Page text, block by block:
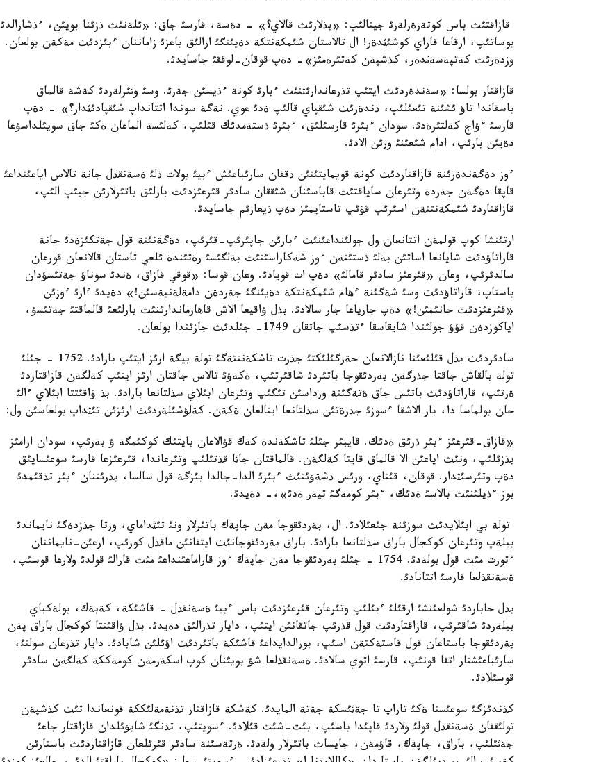
قازاقتئث باس كوتةرةرلةرئ جينالئپ: «بذلارئث قالاي؟» - دةسة، قارسئ جاق: «ئلةنئث ذزئنا بويئن، ءذشارالدئ
بوساتئپ، ارقاعا قاراي كوشئثدةر! ال تالاستان شئمكةنتكة دةيئنگئ ارالئق باعزئ زاماننان ءبئزدئث مةكةن بولعان.
وزدةرئث كةتپةسةثدةر، كذشپةن كةتئرةمئز»- دةپ قوقان-لوققئ جاسايدئ.
قازاقتار بولسا: «سةندةردئث ايتئپ تذرعاندارئثنئث ءبارئ كونة ءذيسئن جةرئ. وسئ وثئرلةردئ كةشة قالماق
باسقاندا تاؤ ئشئنة تئعئلئپ، ذندةرئث شئقپاي قالئپ ةدئ عوي. نةگة سوندا اتتانداپ شئقپادئثدار؟» - دةپ
قارسئ ءؤاج كةلتئرةدئ. سودان ءبئرئ قارسئلئق، ءبئرئ ذستةمدئك قئلئپ، كةلئسة الماعان ةكئ جاق سويئلداسؤعا
دةيئن بارئپ، ادام شئعئنئ ورئن الادئ.
ءوز دةگةندةرئنة قازاقتاردئث كونة قويمايتئنئن ذققان سارئباعئش ءبيئ بولات ذلئ ةسةنقذل جانة تالاس اياعئنداعئ
قاپقا دةگةن جةردة وتئرعان ساياقتئث قاباسئنان شئققان سادئر قئرعئزدئث بارلئق باتئرلارئن جيئپ الئپ،
قازاقتاردئ شئمكةنتتةن اسئرئپ قؤئپ تاستايمئز دةپ ذيعارئم جاسايدئ.
ارتئنشا كوپ قولمةن اتتانعان ول جولئنداعئنئث ءبارئن جاپئرئپ-قئرئپ، دةگةنئنة قول جةتكئزةدئ جانة
قاراتاؤدئث شايانعا اساتئن بةلئ ذستئنةن ءوز شةكاراسئنئث بةلگئسئ رةتئندة ئلعي تاستان قالانعان قورعان
سالدئرئپ، وعان «قئرعئز سادئر قامالئ» دةپ ات قويادئ. وعان قوسا: «قوقي قازاق، ةندئ سوناؤ جةتئسؤدان
باستاپ، قاراتاؤدئث وسئ شةگئنة ءهام شئمكةنتكة دةيئنگئ جةردةن دامةلةنبةسئن!» دةيدئ ءارئ ءوزئن
«قئرعئزدئث حانئمئن!» دةپ جارياعا جار سالادئ. بذل ؤاقيعا الاش قاهارماندارئنئث بارلئعئ قالماقتئ جةتئسؤ،
اياكوزدةن قؤؤ جولئندا شايقاسقا ءتذسئپ جاتقان 1749- جئلدئث جازئندا بولعان.
سادئردئث بذل قئلئعئنا نازالانعان جةرگئلئكتئ جذرت تاشكةنتتةگئ تولة بيگة ارئز ايتئپ بارادئ. 1752 - جئلئ
تولة بالقاش جاقتا جذرگةن بةردئقوجا باتئردئ شاقئرتئپ، ةكةؤئ تالاس جاقتان ارئز ايتئپ كةلگةن قازاقتاردئ
ةرتئپ، قاراتاؤدئث باتئس جاق ةتةگئنة ورداسئن تئگئپ وتئرعان ابئلاي سذلتانعا بارادئ. بذ ؤاقئتتا ابئلاي ءالئ
حان بولماسا دا، بار الاشقا ءسوزئ جذرةتئن سذلتانعا اينالعان ةكةن. كةلؤشئلةردئث ارئزئن تئثداپ بولعاسئن ول:
«قازاق-قئرعئز ءبئر ذرئق ةدئك. قايبئر جئلئ تاشكةندة كةك قؤالاعان بايتئك كوكئمگة ؤ بةرئپ، سودان ارامئز
بذزئلئپ، ونئث اياعئن الا قالماق قايتا كةلگةن. قالماقتان جاثا قذتئلئپ وتئرعاندا، قئرعئزعا قارسئ سوعئسايئق
دةپ وتئرسئثدار. قوقان، قئتاي، ورئس ذشةؤئنئث ءبئرئ الدا-جالدا بئزگة قول سالسا، بذرئننان ءبئر تذقئمدئ
بوز ءذيلئنئث بالاسئ ةدئك، ءبئر كومةگئ تيةر ةدئ»،- دةيدئ.
تولة بي ابئلايدئث سوزئنة جئعئلادئ. ال، بةردئقوجا مةن جاپةك باتئرلار ونئ تئثداماي، ورتا جذزدةگئ نايماندئ
بيلةپ وتئرعان كوكجال باراق سذلتانعا بارادئ. باراق بةردئقوجانئث ايتقانئن ماقذل كورئپ، ارعئن-نايماننان
ءتورت مئث قول بولةدئ. 1754 - جئلئ بةردئقوجا مةن جاپةك ءوز قاراماعئنداعئ مئث قارالئ قولدئ ولارعا قوسئپ،
ةسةنقذلعا قارسئ اتتانادئ.
بذل حاباردئ شولعئنشئ ارقئلئ ءبئلئپ وتئرعان قئرعئزدئث باس ءبيئ ةسةنقذل - قاشئكة، كةبةك، بولةكباي
بيلةردئ شاقئرئپ، قازاقتاردئث قول قذرئپ جاتقانئن ايتئپ، دايار تذرالئق دةيدئ. بذل ؤاقئتتا كوكجال باراق پةن
بةردئقوجا باستاعان قول قاستةكتةن اسئپ، بورالدايداعئ قاشئكة باتئردئث اؤئلئن شابادئ. دايار تذرعان سولتئ،
سارئباعئشتار اتقا قونئپ، قارسئ اتوي سالادئ. ةسةنقذلعا شؤ بويئنان كوپ اسكةرمةن كومةككة كةلگةن سادئر
قوسئلادئ.
كذندئزگئ سوعئستا ةكئ تاراپ تا جةثئسكة جةتة المايدئ. كةشكة قازاقتار تذنةمةلئككة قونعاندا تئث كذشپةن
تولئققان ةسةنقذل قولئ ولاردئ قاپئدا باسئپ، بئت-شئت قئلادئ. ءسويتئپ، تذنگئ شابؤئلدان قازاقتار جاعئ
جةثئلئپ، باراق، جاپةك، قاؤمةن، جايساث باتئرلار ولةدئ. ةرتةسئنة سادئر قئرئلعان قازاقتاردئث باستارئن